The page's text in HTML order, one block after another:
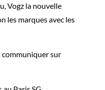
Vogz la nouvelle
les marques avec les
communiquer sur